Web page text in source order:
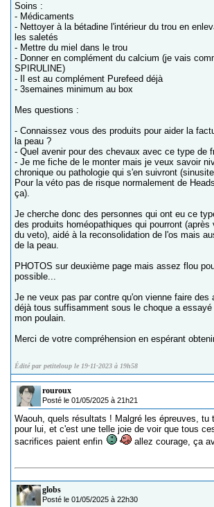
Soins :
- Médicaments
- Nettoyer à la bétadine l'intérieur du trou en
les saletés
- Mettre du miel dans le trou
- Donner en complément du calcium (je vais
SPIRULINE)
- Il est au complément Purefeed déjà
- 3semaines minimum au box
Mes questions :
- Connaissez vous des produits pour aider la
la peau ?
- Quel avenir pour des chevaux avec ce type de
- Je me fiche de le monter mais je veux savoir
chronique ou pathologie qui s'en suivront
Pour la véto pas de risque normalement de
ça).
Je cherche donc des personnes qui ont eu ce
des produits homéopathiques qui pourront (après
du veto), aidé à la reconsolidation de l'os mais
de la peau.
PHOTOS sur deuxième page mais assez flou
possible...
Je ne veux pas par contre qu'on vienne faire des
déjà tous suffisamment sous le choque a
mon poulain.
Merci de votre compréhension en espérant
Édité par petiteloup le 19-11-2023 à 19h58
rouroux
Posté le 01/05/2025 à 21h21
Waouh, quels résultats ! Malgré les épreuves, tu
pour lui, et c'est une telle joie de voir que tous
sacrifices paient enfin
allez courage, ça
globs
Posté le 01/05/2025 à 22h30